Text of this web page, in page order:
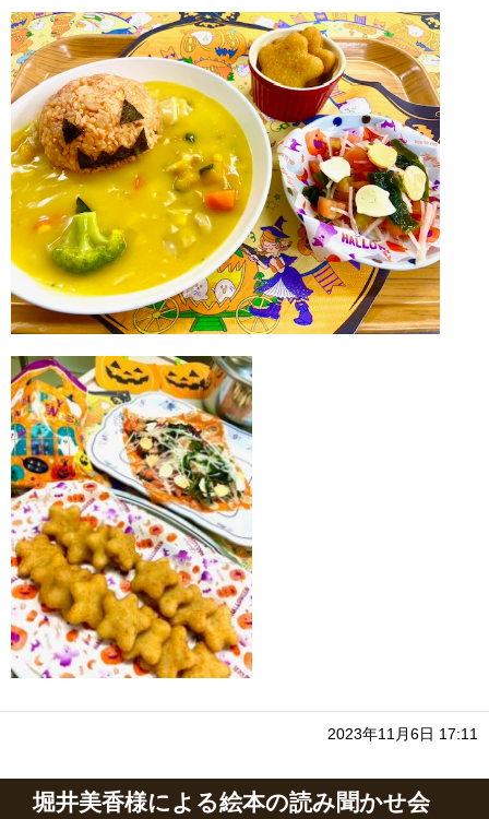
2023年11月6日 17:11
堀井美香様による絵本の読み聞かせ会